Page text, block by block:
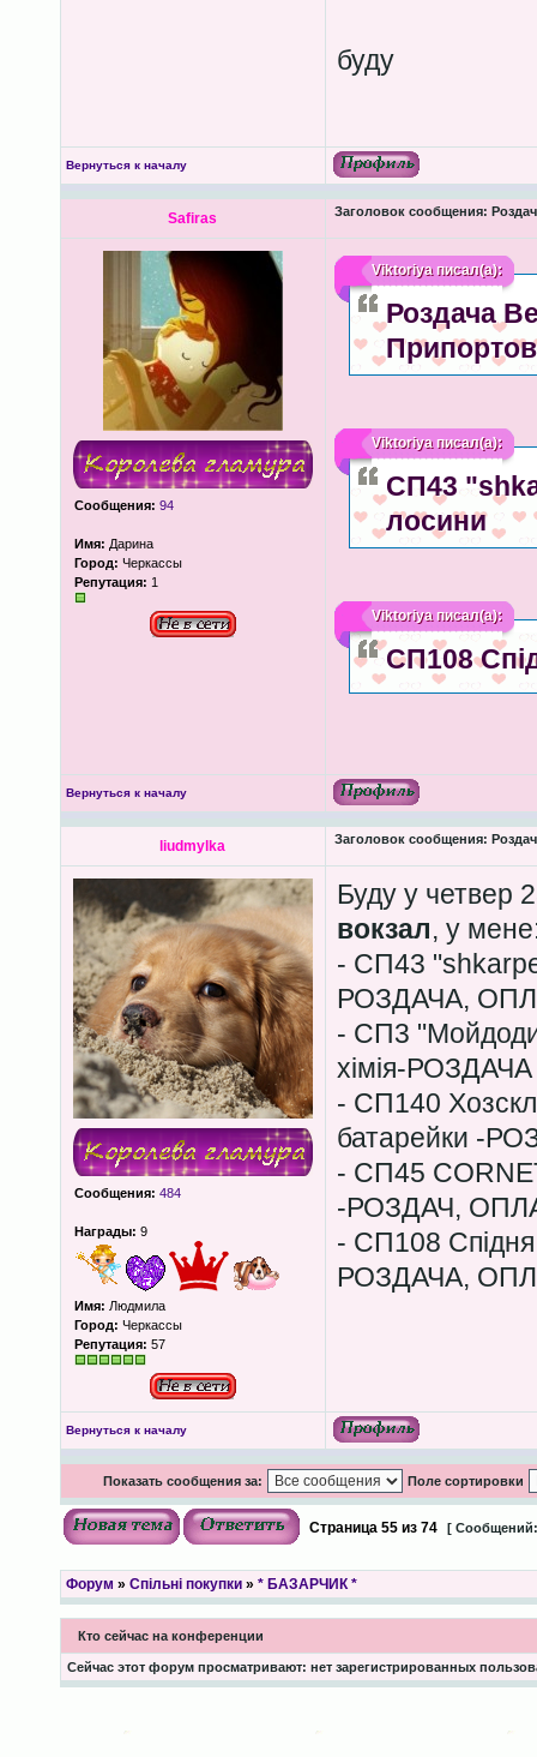
буду
Вернуться к началу
Safiras Заголовок сообщения:
Сообщения: 94
Имя: Дарина
Город: Черкассы
Репутация: 1
Viktoriyaписал(а):
Роздача
Viktoriyaписал(а):
СП43
лосини
Viktoriyaписал(а):
СП108
Вернуться к началу
liudmylka Заголовок сообщения:
Сообщения: 484
Награды: 9
Имя: Людмила
Город: Черкассы
Репутация: 57
Буду у четвер
вокзал, у
- СП43
РОЗДАЧА,
- СП3
хімія-РОЗДАЧА
- СП140
батарейки -
- СП45
-РОЗДАЧ,
- СП108 Спідня
РОЗДАЧА,
Вернуться к началу
Показать сообщения за: Поле сортировки
Страница 55из 74 [
Форум » Спільні покупки» * БАЗАРЧИК *
Кто сейчас на конференции
Сейчас этот форум просматривают: нет зарегистрированных